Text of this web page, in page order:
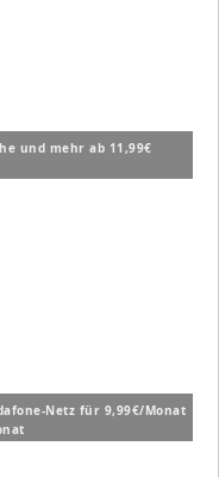
und mehr ab 11,99€
Netz für 9,99€/Monat